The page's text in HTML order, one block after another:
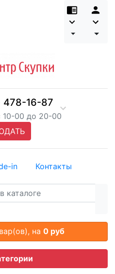
478-16-87
10-00 до 20-00
in Контакты
на 0 руб